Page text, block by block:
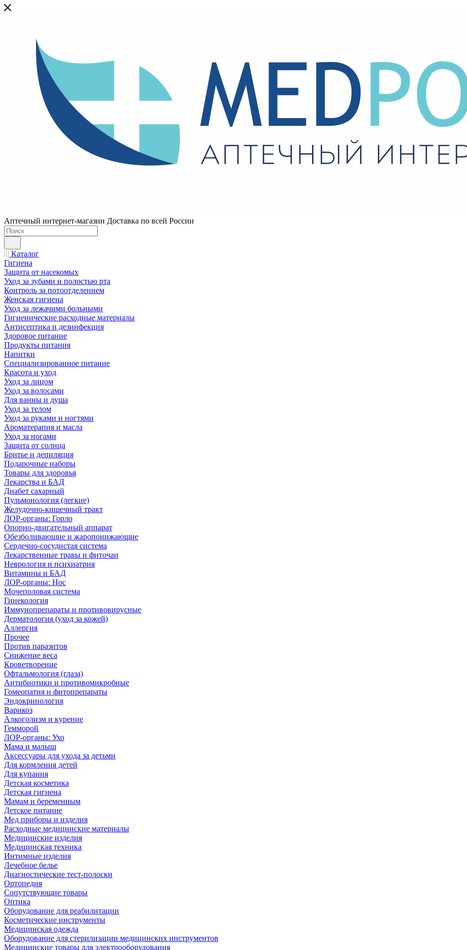
Аптечный интернет-магазин Доставка по всей России
Каталог
Гигиена
Защита от насекомых
Уход за зубами и полостью рта
Контроль за потоотделением
Женская гигиена
Уход за лежачими больными
Гигиенические расходные материалы
Антисептика и дезинфекция
Здоровое питание
Продукты питания
Напитки
Специализированное питание
Красота и уход
Уход за лицом
Уход за волосами
Для ванны и душа
Уход за телом
Уход за руками и ногтями
Ароматерапия и масла
Уход за ногами
Защита от солнца
Бритье и депиляция
Подарочные наборы
Товары для здоровья
Лекарства и БАД
Диабет сахарный
Пульмонология (легкие)
Желудочно-кишечный тракт
ЛОР-органы: Горло
Опорно-двигательный аппарат
Обезболивающие и жаропонижающие
Сердечно-сосудистая система
Лекарственные травы и фиточаи
Неврология и психиатрия
Витамины и БАД
ЛОР-органы: Нос
Мочеполовая система
Гинекология
Иммунопрепараты и противовирусные
Дерматология (уход за кожей)
Аллергия
Прочее
Против паразитов
Снижение веса
Кроветворение
Офтальмология (глаза)
Антибиотики и противомикробные
Гомеопатия и фитопрепараты
Эндокринология
Варикоз
Алкоголизм и курение
Гемморой
ЛОР-органы: Ухо
Мама и малыш
Аксессуары для ухода за детьми
Для кормления детей
Для купания
Детская косметика
Детская гигиена
Мамам и беременным
Детское питание
Мед приборы и изделия
Расходные медицинские материалы
Медицинские изделия
Медицинская техника
Интимные изделия
Лечебное белье
Диагностические тест-полоски
Ортопедия
Сопутствующие товары
Оптика
Оборудование для реабилитации
Косметические инструменты
Медицинская одежда
Оборудование для стерилизации медицинских инструментов
Медицинские товары для электрооборудования